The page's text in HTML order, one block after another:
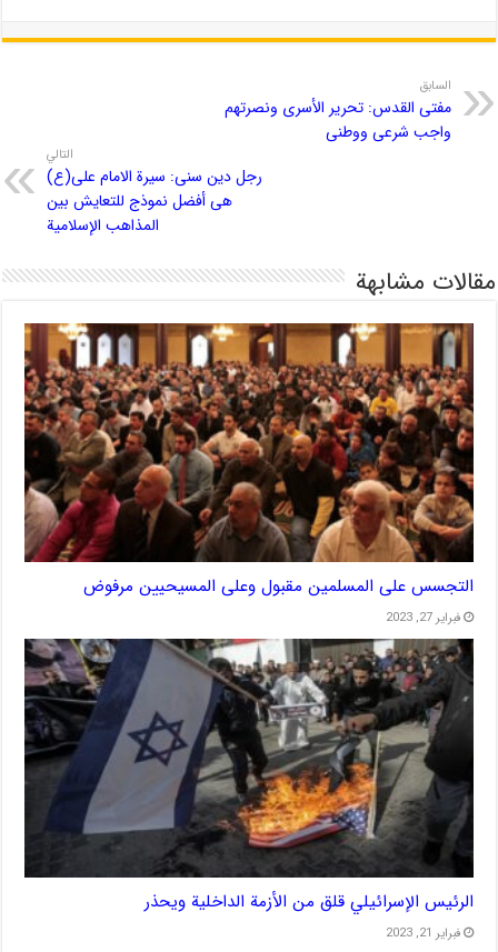
السابق
مفتی القدس: تحریر الأسرى ونصرتهم
واجب شرعی ووطنی
التالي
رجل دین سنی: سیرة الامام علی(ع)
هی أفضل نموذج للتعایش بین
المذاهب الإسلامیة
مقالات مشابهة
التجسس على المسلمين مقبول وعلى المسيحيين مرفوض
فبراير 27, 2023
الرئيس الإسرائيلي قلق من الأزمة الداخلية ويحذر
فبراير 21, 2023